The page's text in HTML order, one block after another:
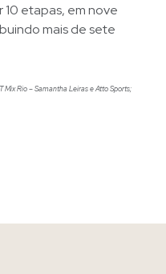
etapas, em nove
mais de sete
Mix Rio – Samantha Leiras e Atto Sports;